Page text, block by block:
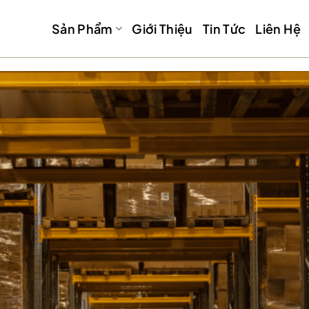
Sản Phẩm Giới Thiệu Tin Tức Liên Hệ